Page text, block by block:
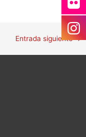
Entrada siguiente→